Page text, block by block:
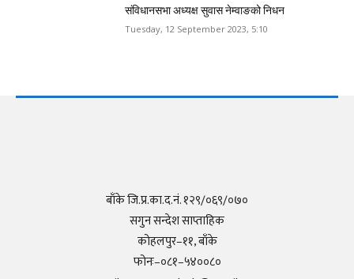
संविधानसभा अध्यक्ष सुवास नेम्वाङको निधन
Tuesday, 12 September 2023, 5:10
बाँके जि.प्र.का.द.नं. १२९/०६९/०७०
सगुन सन्देश साप्ताहिक
कोहलपुर–११, बाँके
फोनः–०८१–५४००८०